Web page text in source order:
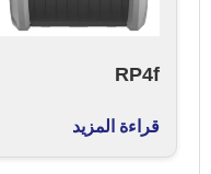
RP4f
قراءة المزيد